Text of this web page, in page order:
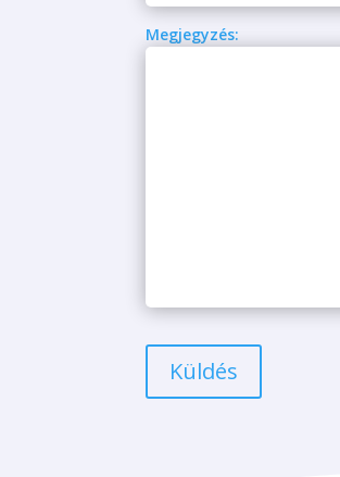
Megjegyzés:
Küldés